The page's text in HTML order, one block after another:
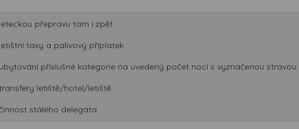
přepravu tam i zpět
taxy a palivový příplatek
příslušné kategorie na uvedený počet nocí s vyznačenou stravou
letiště/hotel/letiště
stálého delegáta